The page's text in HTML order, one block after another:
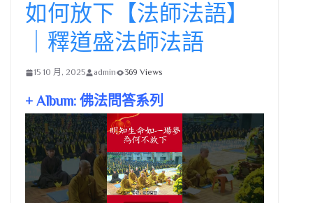
如何放下【法師法語】
｜釋道盛法師法語
15 10 月, 2025 admin 369 Views
+ Album: 佛法問答系列